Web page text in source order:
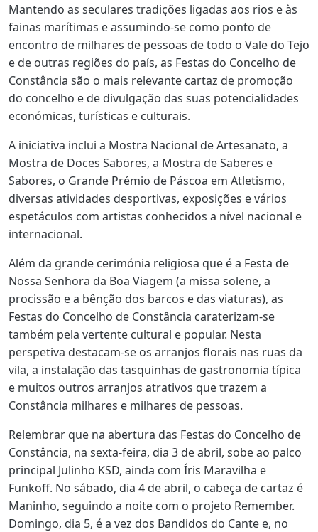
Mantendo as seculares tradições ligadas aos rios e às
fainas marítimas e assumindo-se como ponto de
encontro de milhares de pessoas de todo o Vale do Tejo
e de outras regiões do país, as Festas do Concelho de
Constância são o mais relevante cartaz de promoção
do concelho e de divulgação das suas potencialidades
económicas, turísticas e culturais.
A iniciativa inclui a Mostra Nacional de Artesanato, a
Mostra de Doces Sabores, a Mostra de Saberes e
Sabores, o Grande Prémio de Páscoa em Atletismo,
diversas atividades desportivas, exposições e vários
espetáculos com artistas conhecidos a nível nacional e
internacional.
Além da grande cerimónia religiosa que é a Festa de
Nossa Senhora da Boa Viagem (a missa solene, a
procissão e a bênção dos barcos e das viaturas), as
Festas do Concelho de Constância caraterizam-se
também pela vertente cultural e popular. Nesta
perspetiva destacam-se os arranjos florais nas ruas da
vila, a instalação das tasquinhas de gastronomia típica
e muitos outros arranjos atrativos que trazem a
Constância milhares e milhares de pessoas.
Relembrar que na abertura das Festas do Concelho de
Constância, na sexta-feira, dia 3 de abril, sobe ao palco
principal Julinho KSD, ainda com Íris Maravilha e
Funkoff. No sábado, dia 4 de abril, o cabeça de cartaz é
Maninho, seguindo a noite com o projeto Remember.
Domingo, dia 5, é a vez dos Bandidos do Cante e, no